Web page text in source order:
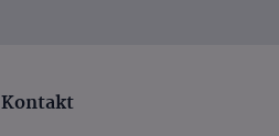
Kontakt